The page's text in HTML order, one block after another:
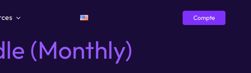
Compte
(Monthly)